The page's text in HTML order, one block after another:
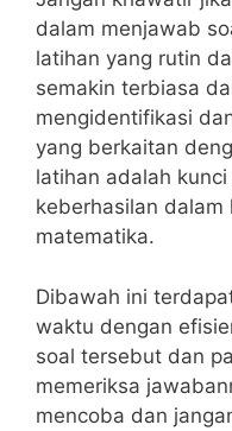
⁣dalam menjawab
latihan yang​ rutin⁢
semakin ⁣terbiasa
mengidentifikasi‍
yang berkaitan‍
latihan adalah
keberhasilan dalam
matematika.
Dibawah ini
waktu dengan
soal tersebut dan
memeriksa‌
mencoba dan